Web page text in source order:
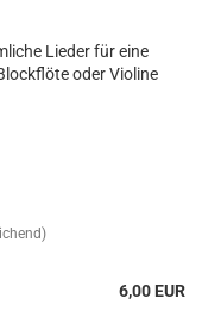
Lieder für eine
oder Violine
6,00 EUR